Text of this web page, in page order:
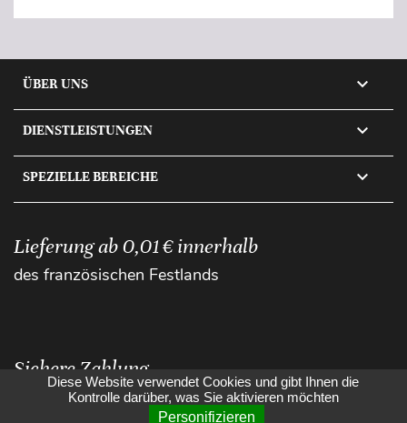
ÜBER UNS 
DIENSTLEISTUNGEN 
SPEZIELLE BEREICHE 
Lieferung ab 0,01 € innerhalb
des französischen Festlands
Sichere Zahlung
Diese Website verwendet Cookies und gibt Ihnen die
Kontrolle darüber, was Sie aktivieren möchten
Personifizieren